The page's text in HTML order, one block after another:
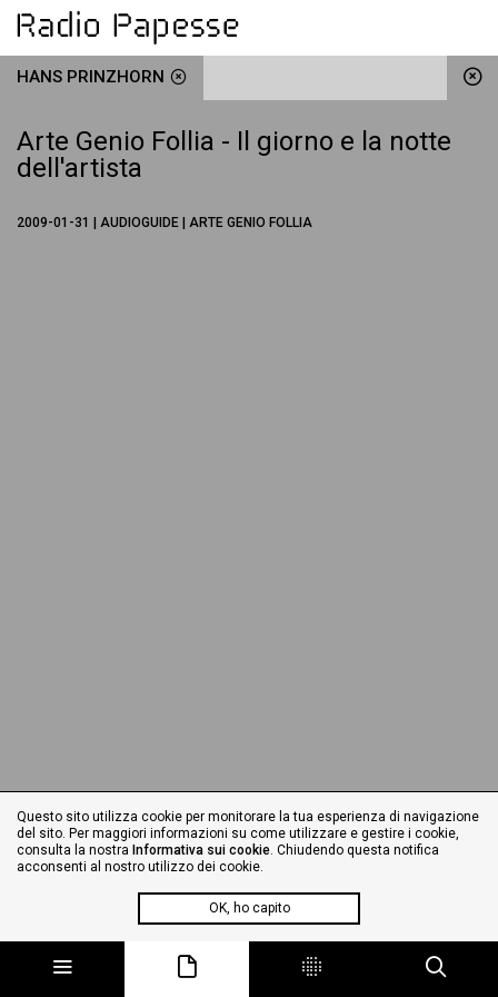
HANS PRINZHORN
Arte Genio Follia - Il giorno e la notte
dell'artista
2009-01-31 | AUDIOGUIDE | ARTE GENIO FOLLIA
Questo sito utilizza cookie per monitorare la tua esperienza di navigazione
del sito. Per maggiori informazioni su come utilizzare e gestire i cookie,
consulta la nostra Informativa sui cookie. Chiudendo questa notifica
acconsenti al nostro utilizzo dei cookie.
OK, ho capito